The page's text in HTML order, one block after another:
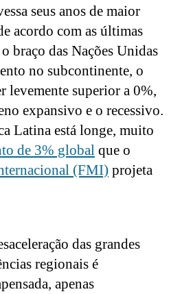
seus anos de maior
acordo com as últimas
o braço das Nações Unidas
no subcontinente, o
levemente superior a 0%,
expansivo e o recessivo.
Latina está longe, muito
de 3% global
(FMI) projeta
das grandes
regionais é
apenas